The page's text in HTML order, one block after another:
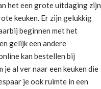
het een grote uitdaging zijn
keuken. Er zijn gelukkig
beginnen met het
gelijk een andere
kan bestellen bij
al ver naar een keuken die
je ook ruimte in een